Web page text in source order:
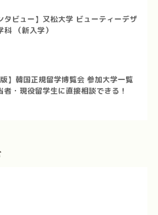
タビュー】又松大学 ビューティーデザ
科 （新入学）
】韓国正規留学博覧会 参加大学一覧
者・現役留学生に直接相談できる！